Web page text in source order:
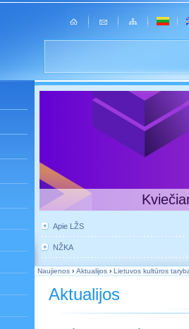
Apie LŽS
NŽKA
Naujienos › Aktualijos › Lietuvos kultūros
Aktualijos